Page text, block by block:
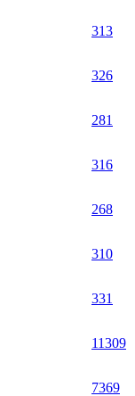
313
326
281
316
268
310
331
11309
7369